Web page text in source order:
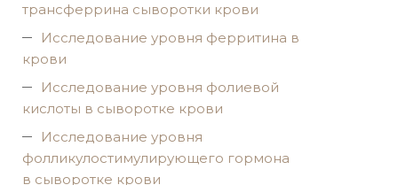
трансферрина сыворотки крови
Исследование уровня ферритина в
крови
Исследование уровня фолиевой
кислоты в сыворотке крови
Исследование уровня
фолликулостимулирующего гормона
в сыворотке крови